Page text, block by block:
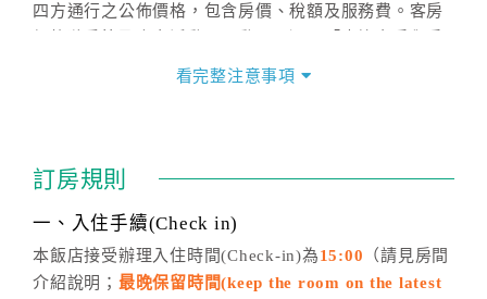
四方通行之公佈價格，包含房價、稅額及服務費。客房
價」之當日價格為標準。
話方式異動訂單。
※非客服時間之申辦異動，皆為次日計算及辦理。
五、客服時間
週一至週日，上午9:00～晚上6:00
看完整注意事項
訂房規則
一、入住手續(Check in)
本飯店接受辦理入住時間(Check-in)為15:00 （請見房間
介紹說明； 最晚保留時間(keep the room on the latest